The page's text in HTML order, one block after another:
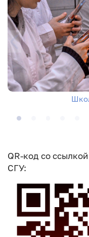
QR-код со
СГУ: